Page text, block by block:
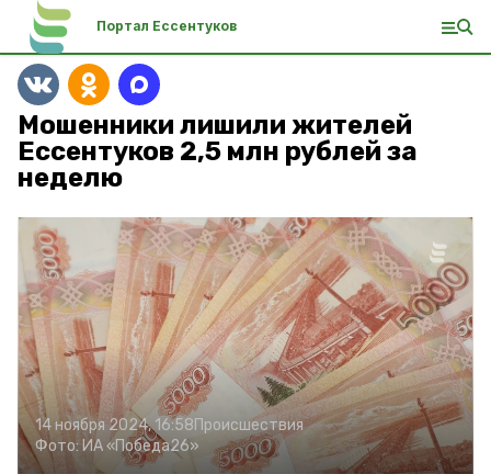
Портал Ессентуков
Мошенники лишили жителей
Ессентуков 2,5 млн рублей за
неделю
14 ноября 2024, 16:58Происшествия
Фото: ИА «Победа26»